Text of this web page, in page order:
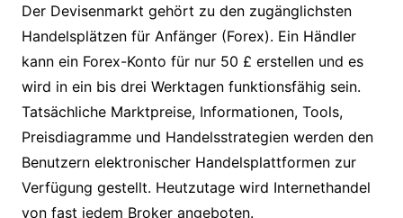
Der Devisenmarkt gehört zu den zugänglichsten
Handelsplätzen für Anfänger (Forex). Ein Händler
kann ein Forex-Konto für nur 50 £ erstellen und es
wird in ein bis drei Werktagen funktionsfähig sein.
Tatsächliche Marktpreise, Informationen, Tools,
Preisdiagramme und Handelsstrategien werden den
Benutzern elektronischer Handelsplattformen zur
Verfügung gestellt. Heutzutage wird Internethandel
von fast jedem Broker angeboten.